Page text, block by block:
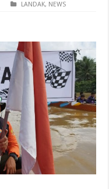
LANDAK, NEWS